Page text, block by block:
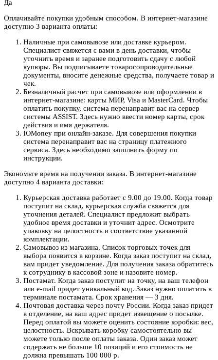
Да
Оплачивайте покупки удобным способом. В интернет-магазине
доступно 3 варианта оплаты:
Наличные при самовывозе или доставке курьером.
Специалист свяжется с вами в день доставки, чтобы
уточнить время и заранее подготовить сдачу с любой
купюры. Вы подписываете товаросопроводительные
документы, вносите денежные средства, получаете товар и
чек.
Безналичный расчет при самовывозе или оформлении в
интернет-магазине: карты МИР, Visa и MasterCard. Чтобы
оплатить покупку, система перенаправит вас на сервер
системы ASSIST. Здесь нужно ввести номер карты, срок
действия и имя держателя.
ЮMoney при онлайн-заказе. Для совершения покупки
система перенаправит вас на страницу платежного
сервиса. Здесь необходимо заполнить форму по
инструкции.
Экономьте время на получении заказа. В интернет-магазине
доступно 4 варианта доставки:
Курьерская доставка работает с 9.00 до 19.00. Когда товар
поступит на склад, курьерская служба свяжется для
уточнения деталей. Специалист предложит выбрать
удобное время доставки и уточнит адрес. Осмотрите
упаковку на целостность и соответствие указанной
комплектации.
Самовывоз из магазина. Список торговых точек для
выбора появится в корзине. Когда заказ поступит на склад,
вам придет уведомление. Для получения заказа обратитесь
к сотруднику в кассовой зоне и назовите номер.
Постамат. Когда заказ поступит на точку, на ваш телефон
или e-mail придет уникальный код. Заказ нужно оплатить в
терминале постамата. Срок хранения — 3 дня.
Почтовая доставка через почту России. Когда заказ придет
в отделение, на ваш адрес придет извещение о посылке.
Перед оплатой вы можете оценить состояние коробки: вес,
целостность. Вскрывать коробку самостоятельно вы
можете только после оплаты заказа. Один заказ может
содержать не больше 10 позиций и его стоимость не
должна превышать 100 000 р.